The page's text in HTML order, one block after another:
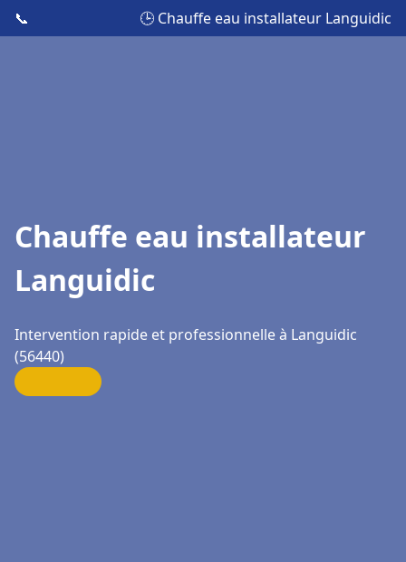
📞 🕒 Chauffe eau installateur Languidic
Chauffe eau installateur
Languidic
Intervention rapide et professionnelle à Languidic
(56440)